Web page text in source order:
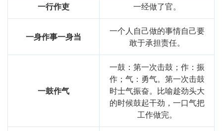
一行作吏 一经做了官。
一身作事一身当
一个人自己做的事情自己要
敢于承担责任。
一鼓作气
一鼓：第一次击鼓；作：振
作；气：勇气。第一次击鼓
时士气振奋。比喻趁劲头大
的时候鼓起干劲，一口气把
工作做完。